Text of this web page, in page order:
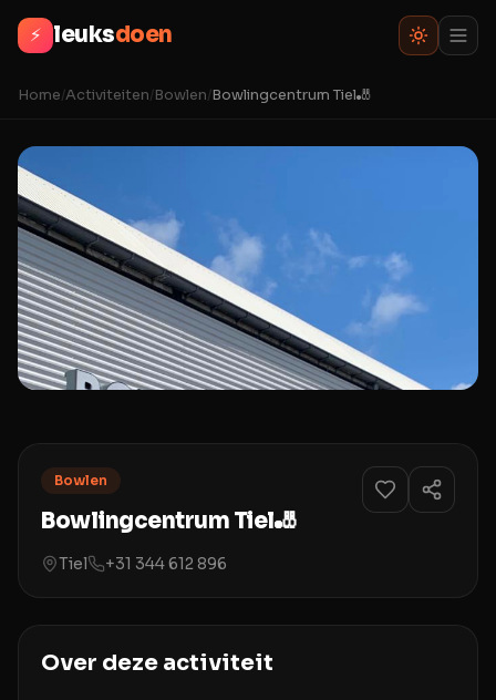
⚡ leuksdoen
Home/Activiteiten/Bowlen/Bowlingcentrum Tiel🎳
Bowlen
Bowlingcentrum Tiel🎳
Tiel +31 344 612 896
Over deze activiteit